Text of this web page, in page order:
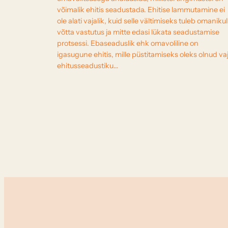
võimalik ehitis seadustada. Ehitise lammutamine ei
ole alati vajalik, kuid selle vältimiseks tuleb omanikul
võtta vastutus ja mitte edasi lükata seadustamise
protsessi. Ebaseaduslik ehk omavoliline on
igasugune ehitis, mille püstitamiseks oleks olnud
ehitusseadustiku…